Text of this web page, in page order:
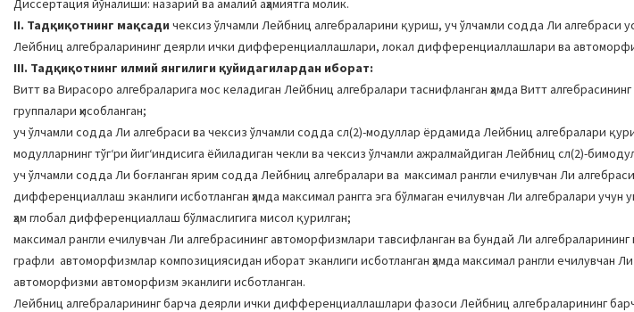
Диссертация йўналиши: назарий ва амалий аҳамиятга молик.
II. Тадқиқотнинг мақсади чексиз ўлчамли Лейбниц алгебраларини қуриш, уч ўлчамли содда Ли алгебраси
Лейбниц алгебраларининг деярли ички дифференциаллашлари, локал дифференциаллашлари ва
III. Тадқиқотнинг илмий янгилиги қуйидагилардан иборат:
Витт ва Вирасоро алгебраларига мос келадиган Лейбниц алгебралари таснифланган ҳамда Витт
группалари ҳисобланган;
уч ўлчамли содда Ли алгебраси ва чексиз ўлчамли содда сл(2)-модуллар ёрдамида Лейбниц алгебралари
модулларнинг тўгʻри йигʻиндисига ёйиладиган чекли ва чексиз ўлчамли ажралмайдиган Лейбниц сл(2)-
уч ўлчамли содда Ли боғланган ярим содда Лейбниц алгебралари ва максимал рангли ечилувчан Ли
дифференциаллаш эканлиги исботланган ҳамда максимал рангга эга бўлмаган ечилувчан Ли алгебралари
ҳам глобал дифференциаллаш бўлмаслигига мисол қурилган;
максимал рангли ечилувчан Ли алгебрасининг автоморфизмлари тавсифланган ва бундай Ли
графли автоморфизмлар композициясидан иборат эканлиги исботланган ҳамда максимал рангли ечилувчан Ли
автоморфизми автоморфизм эканлиги исботланган.
Лейбниц алгебраларининг барча деярли ички дифференциаллашлари фазоси Лейбниц алгебраларининг